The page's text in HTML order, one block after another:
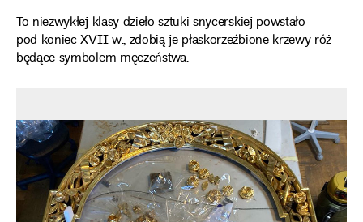
To niezwykłej klasy dzieło sztuki snycerskiej powstało
pod koniec XVII w., zdobią je płaskorzeźbione krzewy róż
będące symbolem męczeństwa.